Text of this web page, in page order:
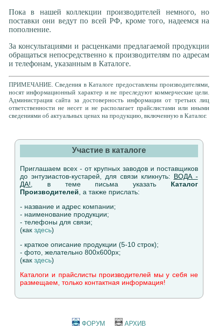
Пока в нашей коллекции производителей немного, но
поставки они ведут по всей РФ, кроме того, надеемся на
пополнение.
За консультациями и расценками предлагаемой продукции
обращаться непосредственно к производителям по адресам
и телефонам, указанным в Каталоге.
ПРИМЕЧАНИЕ. Сведения в Каталоге предоставлены производителями,
носят информационный характер и не преследуют коммерческие цели.
Администрация сайта за достоверность информации от третьих лиц
ответственности не несет и не располагает прайслистами или иными
сведениями об актуальных ценах на продукцию, включенную в Каталог.
Участие в каталоге
Приглашаем всех - от крупных заводов и поставщиков
до энтузиастов-кустарей, для связи кликнуть: ВОДА -
ДА! , в теме письма указать Каталог
Производителей , а также прислать:
- название и адрес компании;
- наименование продукции;
- телефоны для связи;
(какздесь)
- краткое описание продукции (5-10 строк);
- фото, желательно 800х600рх;
(какздесь)
Каталоги и прайслисты производителей мы у себя не
размещаем, только контактная информация!
ФОРУМ АРХИВ